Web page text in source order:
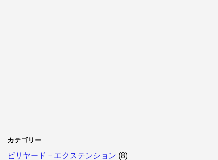
カテゴリー
ビリヤード－エクステンション (8)